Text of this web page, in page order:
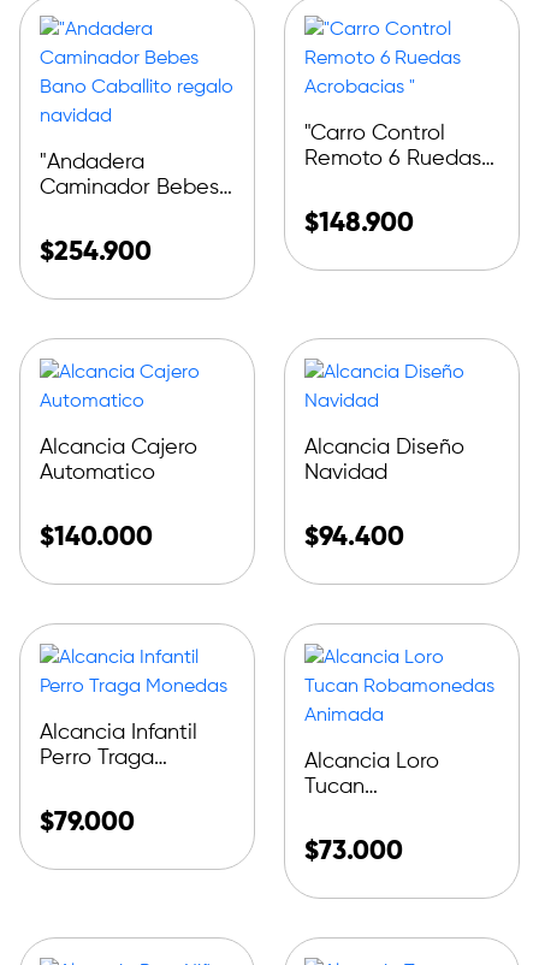
"Andadera
Caminador Bebes
regalo navidad
$254.900
"Carro Control
Remoto 6 Ruedas
$148.900
Alcancia Cajero
Automatico
$140.000
Alcancia Diseño
Navidad
$94.400
Alcancia Infantil
Perro Traga
$79.000
Alcancia Loro
Tucan
Animada
$73.000